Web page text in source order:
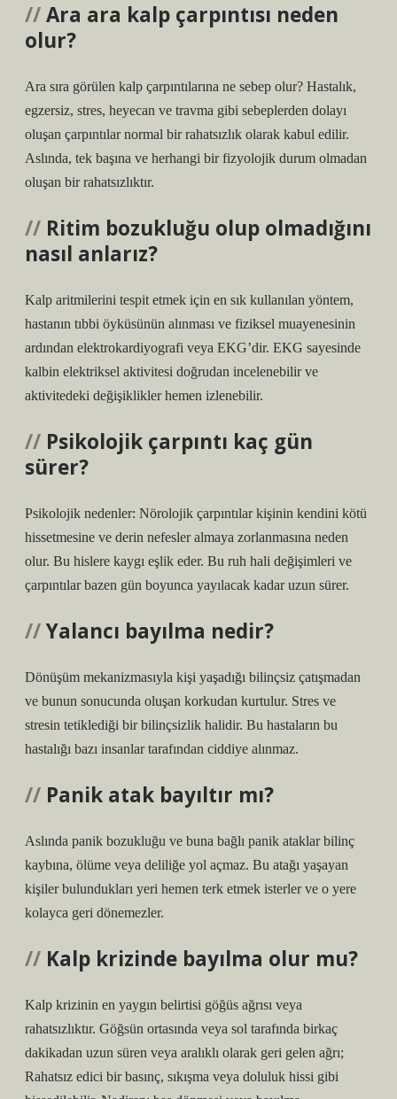
Ara ara kalp çarpıntısı neden
olur?
Ara sıra görülen kalp çarpıntılarına ne sebep olur? Hastalık,
egzersiz, stres, heyecan ve travma gibi sebeplerden dolayı
oluşan çarpıntılar normal bir rahatsızlık olarak kabul edilir.
Aslında, tek başına ve herhangi bir fizyolojik durum olmadan
oluşan bir rahatsızlıktır.
Ritim bozukluğu olup olmadığını
nasıl anlarız?
Kalp aritmilerini tespit etmek için en sık kullanılan yöntem,
hastanın tıbbi öyküsünün alınması ve fiziksel muayenesinin
ardından elektrokardiyografi veya EKG’dir. EKG sayesinde
kalbin elektriksel aktivitesi doğrudan incelenebilir ve
aktivitedeki değişiklikler hemen izlenebilir.
Psikolojik çarpıntı kaç gün
sürer?
Psikolojik nedenler: Nörolojik çarpıntılar kişinin kendini kötü
hissetmesine ve derin nefesler almaya zorlanmasına neden
olur. Bu hislere kaygı eşlik eder. Bu ruh hali değişimleri ve
çarpıntılar bazen gün boyunca yayılacak kadar uzun sürer.
Yalancı bayılma nedir?
Dönüşüm mekanizmasıyla kişi yaşadığı bilinçsiz çatışmadan
ve bunun sonucunda oluşan korkudan kurtulur. Stres ve
stresin tetiklediği bir bilinçsizlik halidir. Bu hastaların bu
hastalığı bazı insanlar tarafından ciddiye alınmaz.
Panik atak bayıltır mı?
Aslında panik bozukluğu ve buna bağlı panik ataklar bilinç
kaybına, ölüme veya deliliğe yol açmaz. Bu atağı yaşayan
kişiler bulundukları yeri hemen terk etmek isterler ve o yere
kolayca geri dönemezler.
Kalp krizinde bayılma olur mu?
Kalp krizinin en yaygın belirtisi göğüs ağrısı veya
rahatsızlıktır. Göğsün ortasında veya sol tarafında birkaç
dakikadan uzun süren veya aralıklı olarak geri gelen ağrı;
Rahatsız edici bir basınç, sıkışma veya doluluk hissi gibi